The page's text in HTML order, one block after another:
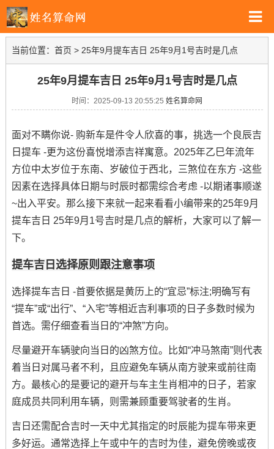
当前位置： 首页 > 25年9月提车吉日 25年9月1号吉时是几点
25年9月提车吉日 25年9月1号吉时是几点
时间：2025-09-13 20:55:25 姓名算命网
面对不瞒你说- 购新车是件令人欣喜的事，挑选一个良辰吉
日提车 -更为这份喜悦增添吉祥寓意。2025年乙巳年流年
方位中太岁位于东南、岁破位于西北，三煞位在东方 -这些
因素在选择具体日期与时辰时都需综合考虑 -以期诸事顺遂
~出入平安。那么接下来就一起来看看小编带来的25年9月
提车吉日 25年9月1号吉时是几点的解析，大家可以了解一
下。
提车吉日选择原则跟注意事项
选择提车吉日 -首要依据是黄历上的“宜忌”标注;明确写有
“提车”或“出行”、“入宅”等相近吉利事项的日子多数时候为
首选。需仔细查看当日的“冲煞”方向。
尽量避开车辆驶向当日的凶煞方位。比如“冲马煞南”则代表
着当日对属马者不利，且应避免车辆从南方驶来或前往南
方。最核心的是要记的避开与车主生肖相冲的日子，若家
庭成员共同利用车辆，则需兼顾重要驾驶者的生肖。
吉日还需配合吉时一天中尤其指定的时辰能为提车带来更
多好运。通常选择上午或中午的吉时为佳，避免傍晚或夜